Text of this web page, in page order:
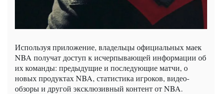
Используя приложение, владельцы официальных маек
NBA получат доступ к исчерпывающей информации об
их команды: предыдущие и последующие матчи, о
новых продуктах NBA, статистика игроков, видео-
обзоры и другой эксклюзивный контент от NBA.